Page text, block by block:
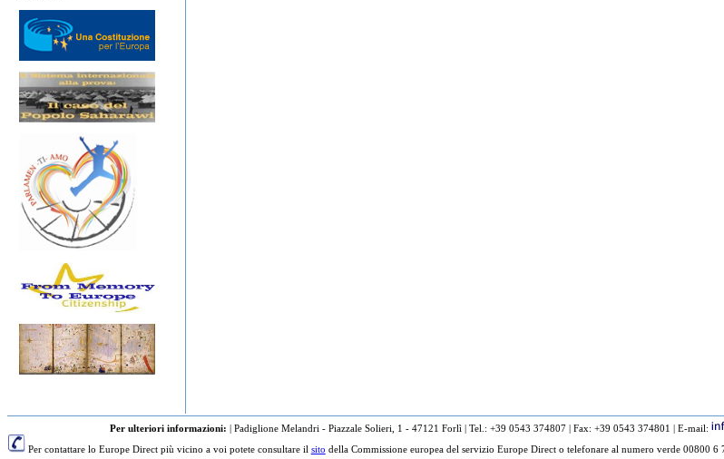
Per ulteriori informazioni: | Padiglione Melandri - Piazzale Solieri, 1 - 47121 Forlì | Tel.: +39 0543 374807 | Fax: +39 0543 374801 | E-mail:
Per contattare lo Europe Direct più vicino a voi potete consultare il sito della Commissione europea del servizio Europe Direct o telefonare al numero verde 00800